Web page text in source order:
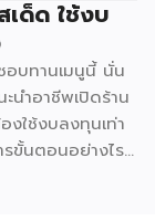
เด็ด ใช้งบ
อบทานเมนูนี้ นั่น
นำอาชีพเปิดร้าน
งใช้งบลงทุนเท่า
รขั้นตอนอย่างไร